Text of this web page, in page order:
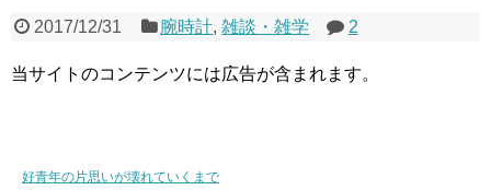
2017/12/31 腕時計,雑談・雑学 2
当サイトのコンテンツには広告が含まれます。
好青年の片思いが壊れていくまで